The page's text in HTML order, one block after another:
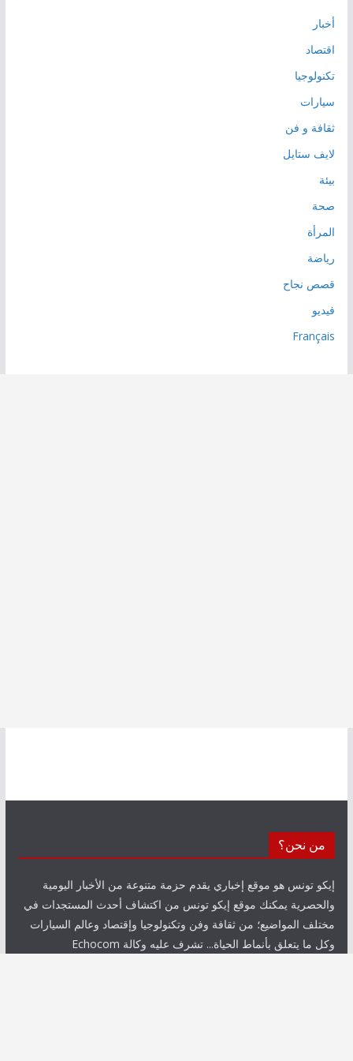
أخبار
اقتصاد
تكنولوجيا
سيارات
ثقافة و فن
لايف ستايل
بيئة
صحة
المرأة
رياضة
قصص نجاح
فيديو
Français
من نحن؟
إيكو تونس هو موقع إخباري يقدم حزمة متنوعة من الأخبار اليومية
والحصرية يمكنك موقع إيكو تونس من اكتشاف أحدث المستجدات في
مختلف المواضيع؛ من ثقافة وفن وتكنولوجيا وإقتصاد وعالم السيارات
وكل ما يتعلق بأنماط الحياة... تشرف عليه وكالة Echocom